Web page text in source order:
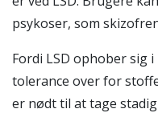
psykoser, som
Fordi LSD ophober sig
tolerance over for
er nødt til at tage